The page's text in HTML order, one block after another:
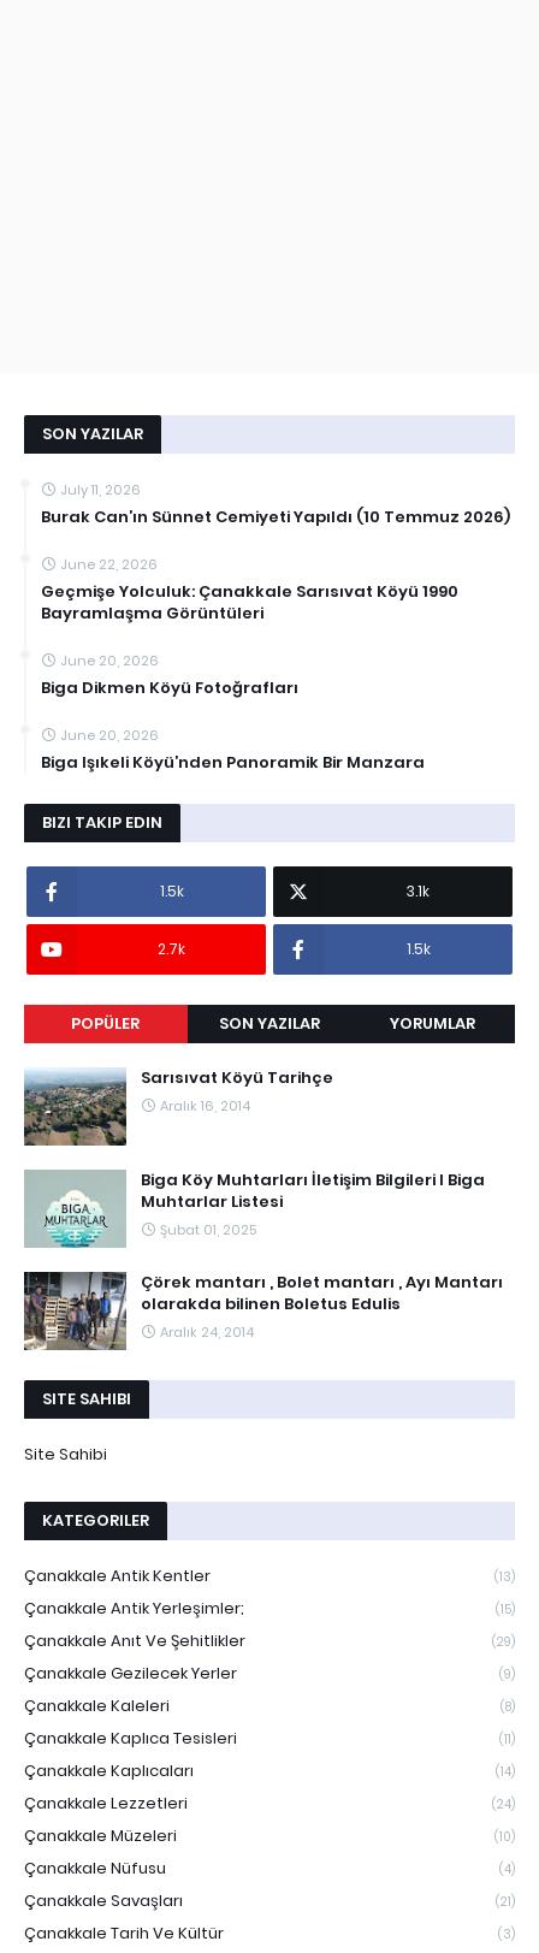
SON YAZILAR
July 11, 2026
Burak Can’ın Sünnet Cemiyeti Yapıldı (10 Temmuz 2026)
June 22, 2026
Geçmişe Yolculuk: Çanakkale Sarısıvat Köyü 1990
Bayramlaşma Görüntüleri
June 20, 2026
Biga Dikmen Köyü Fotoğrafları
June 20, 2026
Biga Işıkeli Köyü’nden Panoramik Bir Manzara
BIZI TAKIP EDIN
1.5k 3.1k
2.7k 1.5k
POPÜLER SON YAZILAR YORUMLAR
Sarısıvat Köyü Tarihçe
Aralık 16, 2014
Biga Köy Muhtarları İletişim Bilgileri I Biga
Muhtarlar Listesi
Şubat 01, 2025
Çörek mantarı , Bolet mantarı , Ayı Mantarı
olarakda bilinen Boletus Edulis
Aralık 24, 2014
SITE SAHIBI
Site Sahibi
KATEGORILER
Çanakkale Antik Kentler (13)
Çanakkale Antik Yerleşimler; (15)
Çanakkale Anıt Ve Şehitlikler (29)
Çanakkale Gezilecek Yerler (9)
Çanakkale Kaleleri (8)
Çanakkale Kaplıca Tesisleri (11)
Çanakkale Kaplıcaları (14)
Çanakkale Lezzetleri (24)
Çanakkale Müzeleri (10)
Çanakkale Nüfusu (4)
Çanakkale Savaşları (21)
Çanakkale Tarih Ve Kültür (3)